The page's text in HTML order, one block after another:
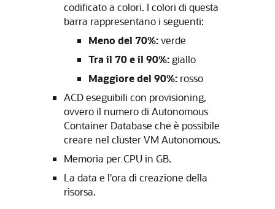
codificato a colori. I colori di questa
barra rappresentano i seguenti:
Meno del 70%:verde
Tra il 70 e il 90%:giallo
Maggiore del 90%: rosso
ACD eseguibili con provisioning,
ovvero il numero di Autonomous
Container Database che è possibile
creare nel cluster VM Autonomous.
Memoria per CPU in GB.
La data e l'ora di creazione della
risorsa.